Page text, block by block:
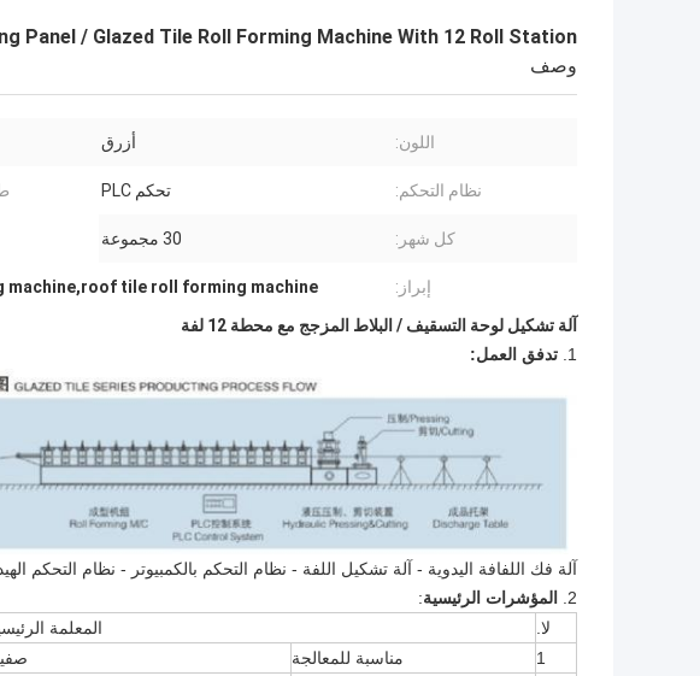
Panel / Glazed Tile Roll Forming Machine With 12 Roll Station
وصف
اللون: أزرق
نظام التحكم: تحكم PLC
كل شهر: 30 مجموعة
إبراز: machine,roof tile roll forming machine
آلة تشكيل لوحة التسقيف / البلاط المزجج مع محطة 12 لفة
1. تدفق العمل:
آلة فك اللفافة اليدوية - آلة تشكيل اللفة - نظام التحكم بالكمبيوتر - نظام التحكم
2.
المؤشرات الرئيسية:
لا.
المعلمة
1
مناسبة للمعالجة